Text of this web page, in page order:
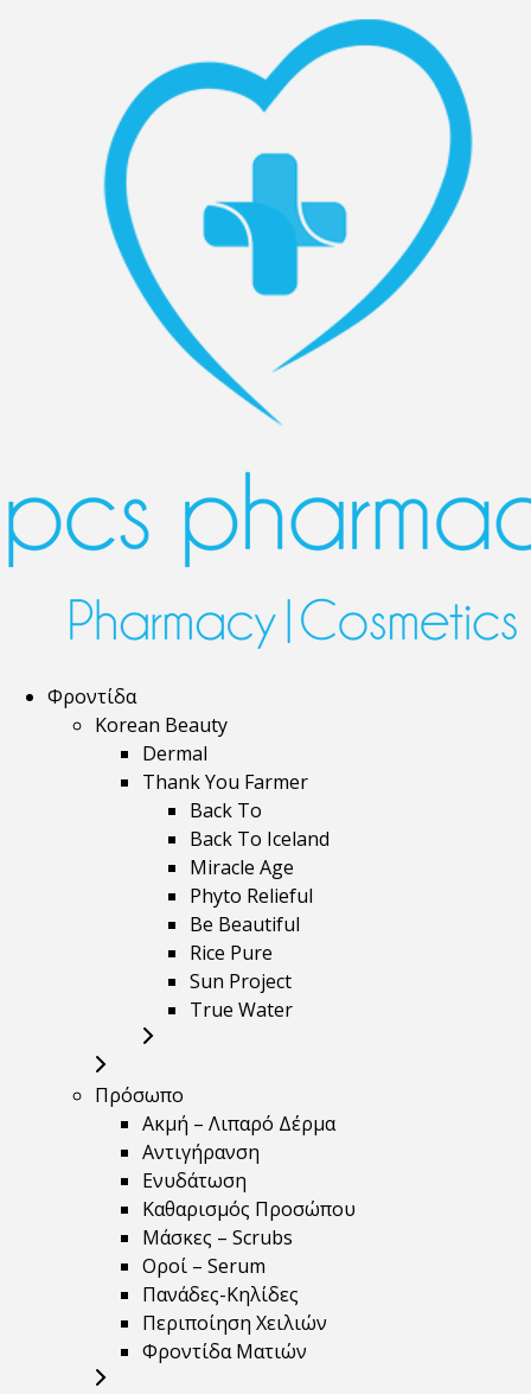
Φροντίδα
Korean Beauty
Dermal
Thank You Farmer
Back To
Back To Iceland
Miracle Age
Phyto Relieful
Be Beautiful
Rice Pure
Sun Project
True Water
Πρόσωπο
Ακμή – Λιπαρό Δέρμα
Αντιγήρανση
Ενυδάτωση
Καθαρισμός Προσώπου
Μάσκες – Scrubs
Οροί – Serum
Πανάδες-Κηλίδες
Περιποίηση Χειλιών
Φροντίδα Ματιών